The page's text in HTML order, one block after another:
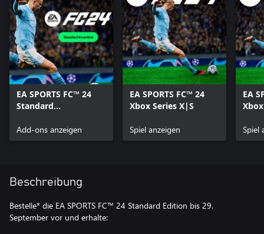
EA SPORTS FC™ 24
Standard
Vorteil
Add-ons anzeigen
EA SPORTS FC™ 24
Xbox Series X|S
Spiel anzeigen
EA
Spiel
Beschreibung
Bestelle* die EA SPORTS FC™ 24 Standard Edition bis 29.
September vor und erhalte: